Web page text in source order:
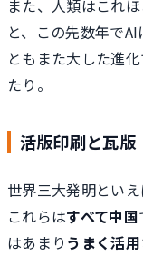
また、人類はこれ
と、この先数年で
ともまた大した進
たり。
活版印刷と瓦版
世界三大発明といえ
これらはすべて中国
はあまり うまく活